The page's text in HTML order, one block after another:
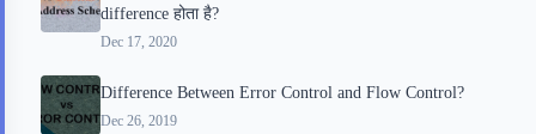
difference होता है?
Dec 17, 2020
Difference Between Error Control and Flow Control?
Dec 26, 2019